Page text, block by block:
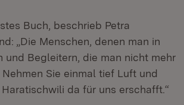
Buch, beschrieb Petra
„Die Menschen, denen man in
und Begleitern, die man nicht mehr
Sie einmal tief Luft und
da für uns erschafft.“